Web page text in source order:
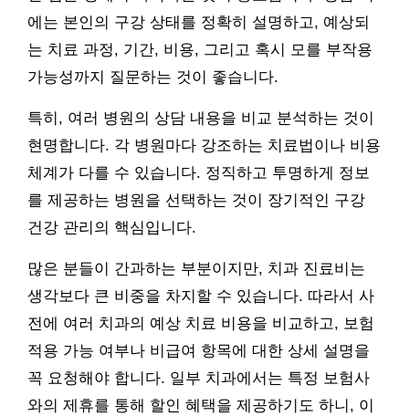
에는 본인의 구강 상태를 정확히 설명하고, 예상되
는 치료 과정, 기간, 비용, 그리고 혹시 모를 부작용
가능성까지 질문하는 것이 좋습니다.
특히, 여러 병원의 상담 내용을 비교 분석하는 것이
현명합니다. 각 병원마다 강조하는 치료법이나 비용
체계가 다를 수 있습니다. 정직하고 투명하게 정보
를 제공하는 병원을 선택하는 것이 장기적인 구강
건강 관리의 핵심입니다.
많은 분들이 간과하는 부분이지만, 치과 진료비는
생각보다 큰 비중을 차지할 수 있습니다. 따라서 사
전에 여러 치과의 예상 치료 비용을 비교하고, 보험
적용 가능 여부나 비급여 항목에 대한 상세 설명을
꼭 요청해야 합니다. 일부 치과에서는 특정 보험사
와의 제휴를 통해 할인 혜택을 제공하기도 하니, 이